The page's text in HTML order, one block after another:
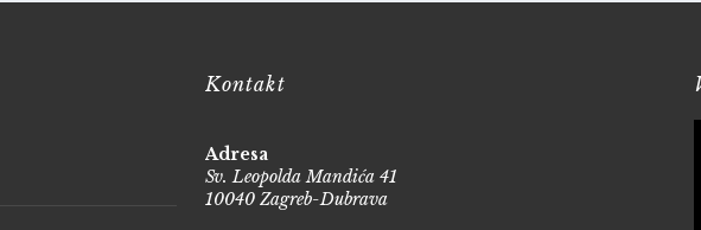
Kontakt
Adresa
Sv. Leopolda Mandića 41
10040 Zagreb-Dubrava